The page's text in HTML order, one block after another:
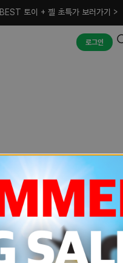
BEST 토이 + 젤 초특가 보러가기 >
로그인
예상치 못한 에러입니다.